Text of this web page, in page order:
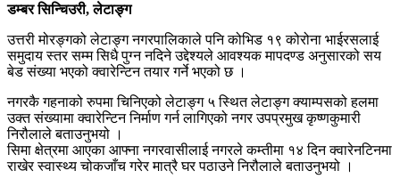
डम्बर सिन्चिउरी, लेटाङ्ग
उत्तरी मोरङ्गको लेटाङ्ग नगरपालिकाले पनि कोभिड १९ कोरोना भाईरसलाई
समुदाय स्तर सम्म सिधै पुग्न नदिने उद्देश्यले आवश्यक मापदण्ड अनुसारको सय
बेड संख्या भएको क्वारेन्टिन तयार गर्ने भएको छ ।
नगरकै गहनाको रुपमा चिनिएको लेटाङ्ग ५ स्थित लेटाङ्ग क्याम्पसको हलमा
उक्त संख्यामा क्वारेन्टिन निर्माण गर्न लागिएको नगर उपप्रमुख कृष्णकुमारी
निरौलाले बताउनुभयो ।
सिमा क्षेत्रमा आएका आफ्ना नगरवासीलाई नगरले कम्तीमा १४ दिन क्वारेनटिनमा
राखेर स्वास्थ्य चोकजाँच गरेर मात्रै घर पठाउने निरौलाले बताउनुभयो ।